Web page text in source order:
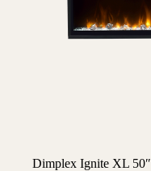
Dimplex Ignite XL 50″